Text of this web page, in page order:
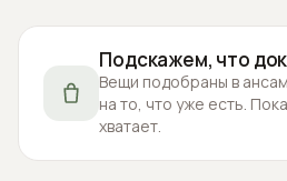
Подскажем, что
Вещи подобраны в
на то, что уже есть.
хватает.